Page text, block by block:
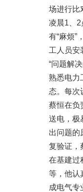
场进行比
凌晨1、2
有“麻烦”
工人员安
“问题解
熟悉电力
态。每次
蔡恒在负
送电，极
出问题的
复验证，
在基建过
等，他认
成电气专